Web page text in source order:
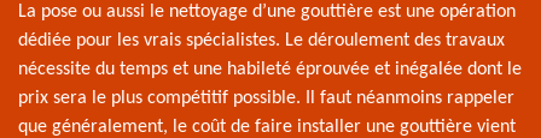
La pose ou aussi le nettoyage d’une gouttière est une opération
dédiée pour les vrais spécialistes. Le déroulement des travaux
nécessite du temps et une habileté éprouvée et inégalée dont le
prix sera le plus compétitif possible. Il faut néanmoins rappeler
que généralement, le coût de faire installer une gouttière vient